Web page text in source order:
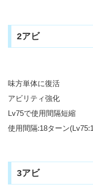
2アビ
味方単体に復活
アビリティ強化
Lv75で使用間隔短縮
使用間隔:18ターン
3アビ